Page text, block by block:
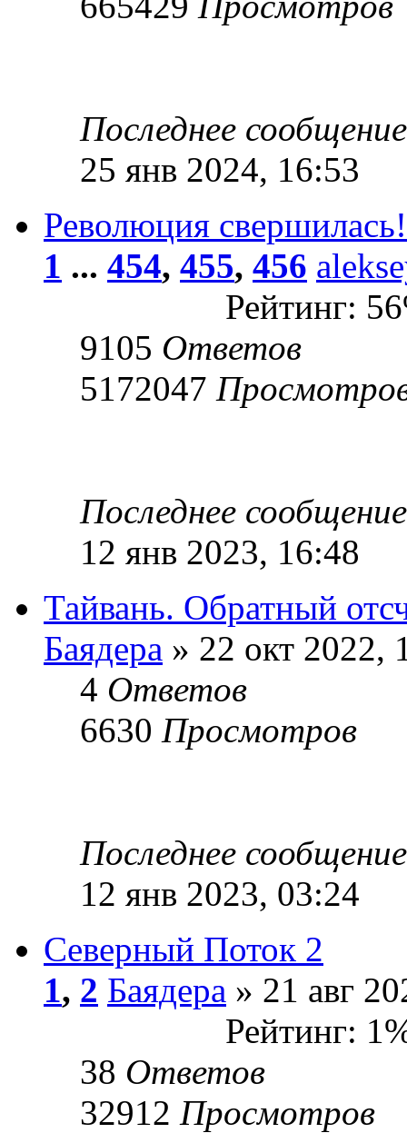
Последнее
25 янв 2024, 16:53
Революция
1 ... 454, 455, 456
Рейтинг:
9105 Ответов
5172047
Последнее
12 янв 2023, 16:48
Тайвань. Обратный
Баядера » 22 окт 2022,
4 Ответов
6630 Просмотров
Последнее
12 янв 2023, 03:24
Северный Поток 2
1, 2 Баядера » 21 авг
Рейтинг:
38 Ответов
32912 Просмотров